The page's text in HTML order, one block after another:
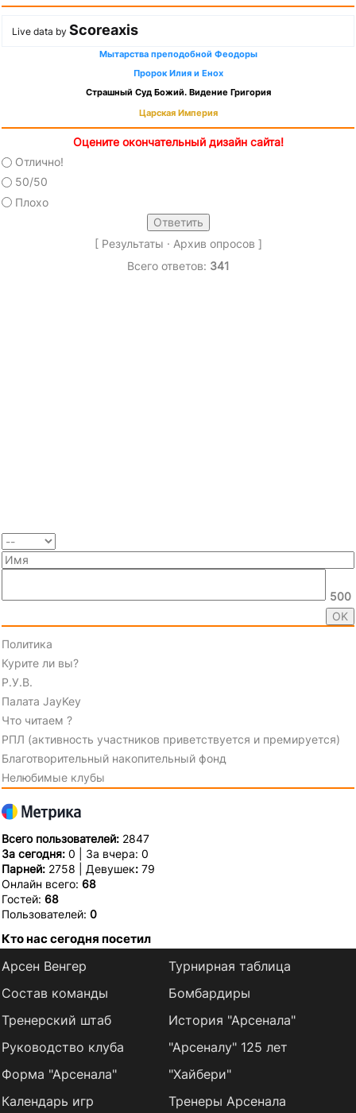
Live data by Scoreaxis
Мытарства преподобной Феодоры
Пророк Илия и Енох
Страшный Суд Божий. Видение Григория
Царская Империя
Оцените окончательный дизайн сайта!
Отлично!
50/50
Плохо
[ Результаты · Архив опросов ]
Всего ответов: 341
500
Политика
Курите ли вы?
Р.У.В.
Палата JayKey
Что читаем ?
РПЛ (активность участников приветствуется и премируется)
Благотворительный накопительный фонд
Нелюбимые клубы
Всего пользователей: 2847
За сегодня: 0 | За вчера: 0
Парней: 2758 | Девушек: 79
Онлайн всего: 68
Гостей: 68
Пользователей: 0
Кто нас сегодня посетил
Арсен Венгер
Состав команды
Тренерский штаб
Руководство клуба
Форма "Арсенала"
Календарь игр
Турнирная таблица
Бомбардиры
История "Арсенала"
"Арсеналу" 125 лет
"Хайбери"
Тренеры Арсенала